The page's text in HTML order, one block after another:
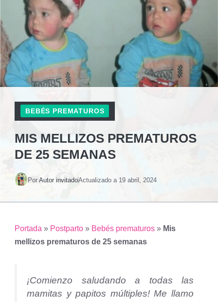
BEBÉS PREMATUROS
MIS MELLIZOS PREMATUROS
DE 25 SEMANAS
Por Autor invitadoActualizado a 19 abril, 2024
Portada » Postparto » Bebés prematuros » Mis
mellizos prematuros de 25 semanas
¡Comienzo saludando a todas las
mamitas y papitos múltiples! Me llamo